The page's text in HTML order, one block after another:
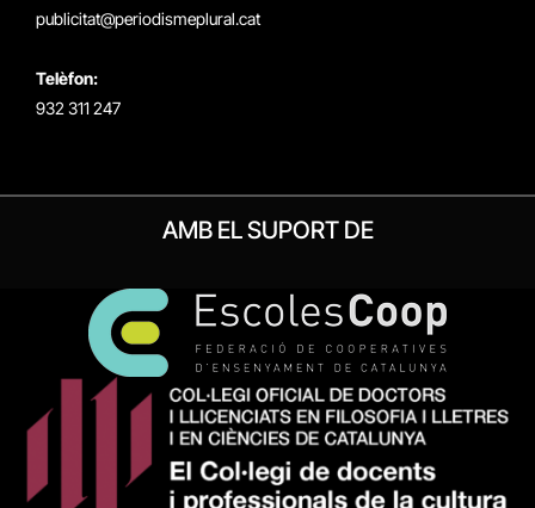
publicitat@periodismeplural.cat
Telèfon:
932 311 247
AMB EL SUPORT DE